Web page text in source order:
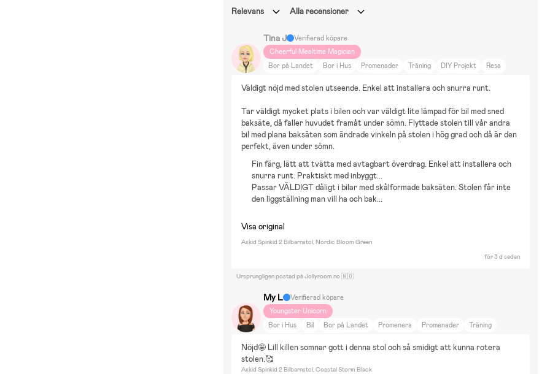
Relevans Alla recensioner
Tina J
Verifierad köpare
Cheerful Mealtime Magician
Bor på Landet
Bor i Hus Promenader Träning DIY Projekt
Resa
Dockor & Mjukisdjur
bugaboo fox 5
Väldigt nöjd med stolen utseende. Enkel att installera och snurra runt.
Tar väldigt mycket plats i bilen och var väldigt lite lämpad för bil med sned
baksäte, då faller huvudet framåt under sömn. Flyttade stolen till vår andra
bil med plana baksäten som ändrade vinkeln på stolen i hög grad och då är den
perfekt, även under sömn.
Fin färg, lätt att tvätta med avtagbart överdrag. Enkel att installera och
snurra runt. Praktiskt med inbyggt...
Passar VÄLDIGT dåligt i bilar med skålformade baksäten. Stolen får inte
den liggställning man vill ha och bak...
Visa original
Axkid Spinkid 2 Bilbarnstol, Nordic Bloom Green
för 3 d sedan
Ursprungligen postad på Jollyroom.no 🇳🇴
My L
Verifierad köpare
Youngster Unicorn
Bor i Hus
Bil Bor på Landet Promenera Promenader
Träning
Nöjd🤩 Lill killen somnar gott i denna stol och så smidigt att kunna rotera
stolen.🥰
Axkid Spinkid 2 Bilbarnstol, Coastal Storm Black